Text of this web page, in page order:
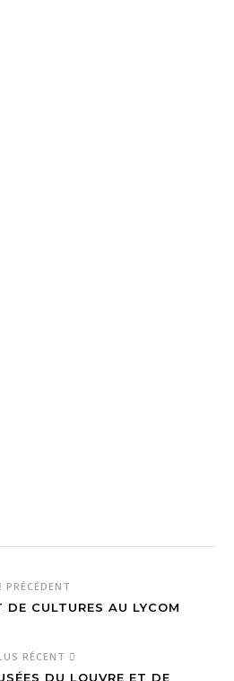
PRÉCÉDENT
DE CULTURES AU LYCOM
RÉCENT
DU LOUVRE ET DE